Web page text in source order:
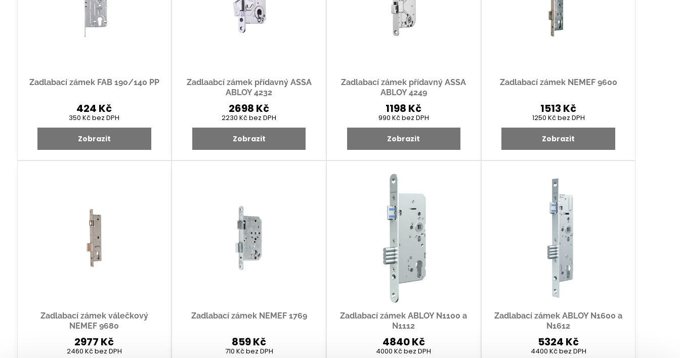
Zadlabací zámek FAB 190/140 PP
424 Kč
350 Kčbez DPH
Zobrazit
Zadlaabcí zámek přídavný ASSA
ABLOY 4232
2698 Kč
2230 Kčbez DPH
Zobrazit
Zadlabací zámek přídavný ASSA
ABLOY 4249
1198 Kč
990 Kčbez DPH
Zobrazit
Zadlabací zámek NEMEF 9600
1513 Kč
1250 Kčbez DPH
Zobrazit
Zadlabací zámek válečkový
NEMEF 9680
2977 Kč
2460 Kčbez DPH
Zadlabací zámek NEMEF 1769
859 Kč
710 Kčbez DPH
Zadlabací zámek ABLOY N1100 a
N1112
4840 Kč
4000 Kčbez DPH
Zadlabací zámek ABLOY N1600 a
N1612
5324 Kč
4400 Kčbez DPH